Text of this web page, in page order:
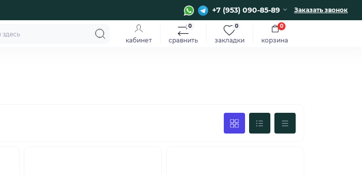
+7 (953) 090-85-89 Заказать звонок
кабинет сравнить
0
закладки
0
корзина
0